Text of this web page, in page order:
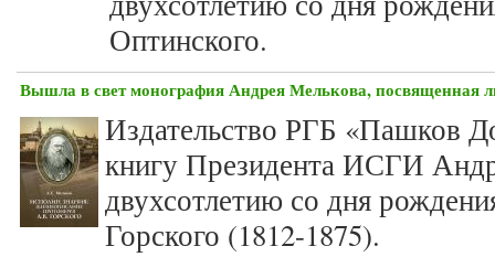
Оптинского.
Вышла в свет монография Андрея Мелькова, посвященная
Издательство РГБ «Пашков
книгу Президента ИСГИ
двухсотлетию со дня
Горского (1812-1875).